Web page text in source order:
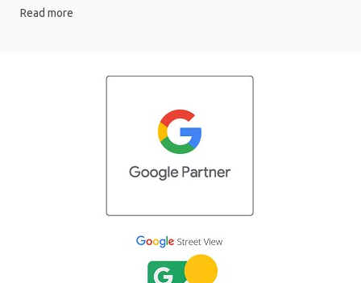
Read more